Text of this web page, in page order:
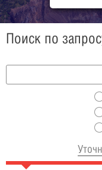
Подборки
О проекте
Поиск по